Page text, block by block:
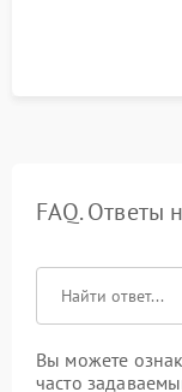
механизма
ударном
FAQ. Ответы
Вы можете
часто